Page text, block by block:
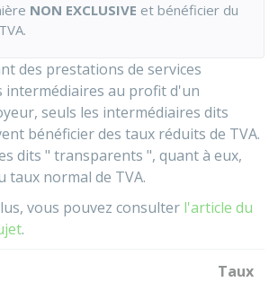
NON EXCLUSIVE et bénéficier du
des prestations de services
intermédiaires au profit d'un
seuls les intermédiaires dits
bénéficier des taux réduits de TVA.
dits " transparents ", quant à eux,
taux normal de TVA.
vous pouvez consulter l'article du
.
Taux